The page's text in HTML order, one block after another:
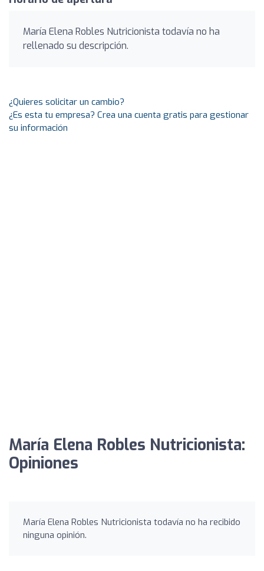
María Elena Robles Nutricionista todavía no ha
rellenado su descripción.
¿Quieres solicitar un cambio?
¿Es esta tu empresa? Crea una cuenta gratis para gestionar
su información
María Elena Robles Nutricionista:
Opiniones
María Elena Robles Nutricionista todavía no ha recibido
ninguna opinión.